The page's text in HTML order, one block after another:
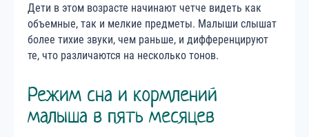
Дети в этом возрасте начинают четче видеть как
объемные, так и мелкие предметы. Малыши слышат
более тихие звуки, чем раньше, и дифференцируют
те, что различаются на несколько тонов.
Режим сна и кормлений
малыша в пять месяцев